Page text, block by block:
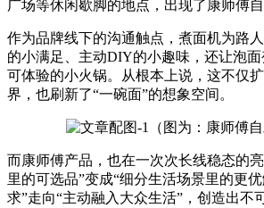
广场等休闲歇脚的地点，出现了康师傅
作为品牌线下的沟通触点，煮面机为路
的小满足、主动DIY的小趣味，还让泡面
可体验的小火锅。从根本上说，这不仅
界，也刷新了“一碗面”的想象空间。
（图为：康师傅
而康师傅产品，也在一次次长线稳态的
里的可选品”变成“细分生活场景里的更
求”走向“主动融入大众生活”，创造出不